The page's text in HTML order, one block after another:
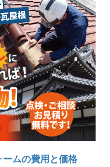
ムの費用と価格